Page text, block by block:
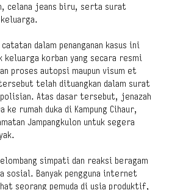
celana jeans biru, serta surat
dalam penanganan kasus ini
keluarga korban yang secara resmi
proses autopsi maupun visum et
telah dituangkan dalam surat
Atas dasar tersebut, jenazah
ke rumah duka di Kampung Cihaur,
Jampangkulon untuk segera
simpati dan reaksi beragam
sosial. Banyak pengguna internet
seorang pemuda di usia produktif,